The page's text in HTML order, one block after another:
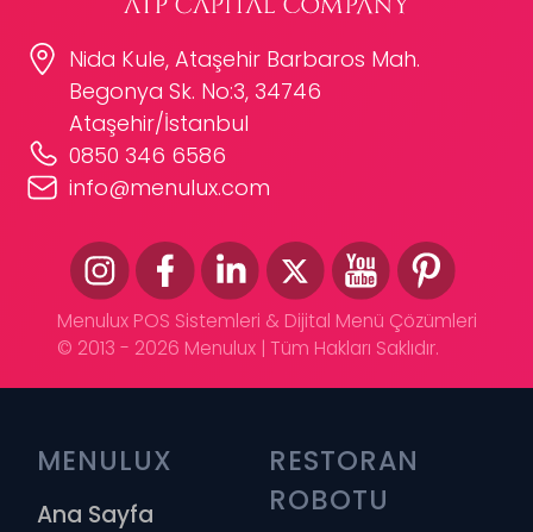
Menulux POS Sistemleri & Dijital Menü Çözümleri
© 2013 - 2026 Menulux | Tüm Hakları Saklıdır.
Nida Kule, Ataşehir Barbaros Mah.
Begonya Sk. No:3, 34746
Ataşehir/İstanbul
0850 346 6586
info@menulux.com
MENULUX
Ana Sayfa
RESTORAN
ROBOTU